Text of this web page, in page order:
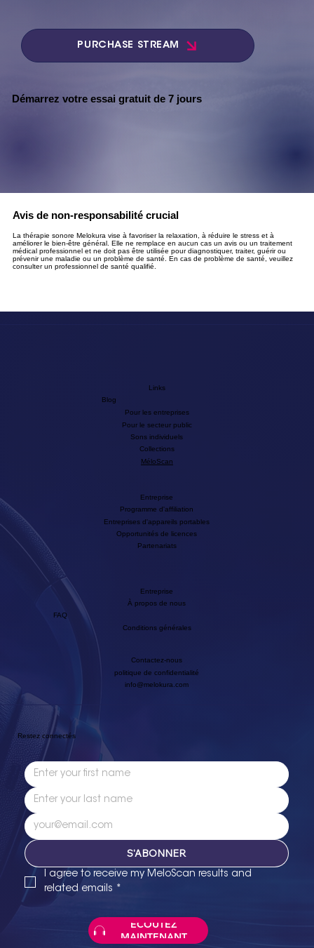
PURCHASE STREAM
Démarrez votre essai gratuit de 7 jours
Avis de non-responsabilité crucial
La thérapie sonore Melokura vise à favoriser la relaxation, à réduire le stress et à
améliorer le bien-être général. Elle ne remplace en aucun cas un avis ou un traitement
médical professionnel et ne doit pas être utilisée pour diagnostiquer, traiter, guérir ou
prévenir une maladie ou un problème de santé. En cas de problème de santé, veuillez
consulter un professionnel de santé qualifié.
Links
Blog
Pour les entreprises
Pour le secteur public
Sons individuels
Collections
MéloScan
Entreprise
Opportunités de licences
Partenariats
Entreprises d'appareils portables
Programme d'affiliation
Entreprise
Conditions générales
politique de confidentialité
À propos de nous
FAQ
Contactez-nous
info@melokura.com
Restez connectés
S'ABONNER
I agree to receive my MeloScan results and
related emails *
ÉCOUTEZ
MAINTENANT